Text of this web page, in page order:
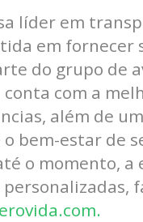
líder em
em
do grupo de
conta com a
além de
bem-estar de
o momento, a
personalizadas,